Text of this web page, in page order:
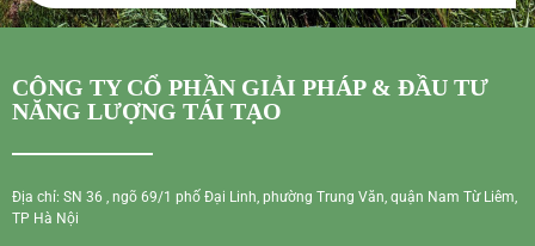
CÔNG TY CỔ PHẦN GIẢI PHÁP & ĐẦU TƯ
NĂNG LƯỢNG TÁI TẠO
Địa chỉ: SN 36 , ngõ 69/1 phố Đại Linh, phường Trung Văn, quận Nam Từ Liêm,
TP Hà Nội